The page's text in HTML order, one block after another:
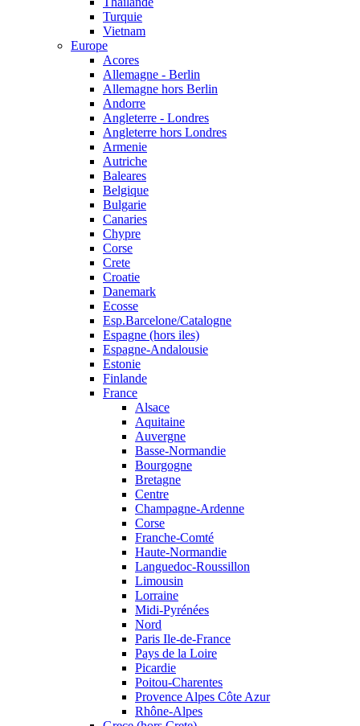
Turquie
Vietnam
Europe
Acores
Allemagne - Berlin
Allemagne hors Berlin
Andorre
Angleterre - Londres
Angleterre hors Londres
Armenie
Autriche
Baleares
Belgique
Bulgarie
Canaries
Chypre
Corse
Crete
Croatie
Danemark
Ecosse
Esp.Barcelone/Catalogne
Espagne (hors iles)
Espagne-Andalousie
Estonie
Finlande
France
Alsace
Aquitaine
Auvergne
Basse-Normandie
Bourgogne
Bretagne
Centre
Champagne-Ardenne
Corse
Franche-Comté
Haute-Normandie
Languedoc-Roussillon
Limousin
Lorraine
Midi-Pyrénées
Nord
Paris Ile-de-France
Pays de la Loire
Picardie
Poitou-Charentes
Provence Alpes Côte Azur
Rhône-Alpes